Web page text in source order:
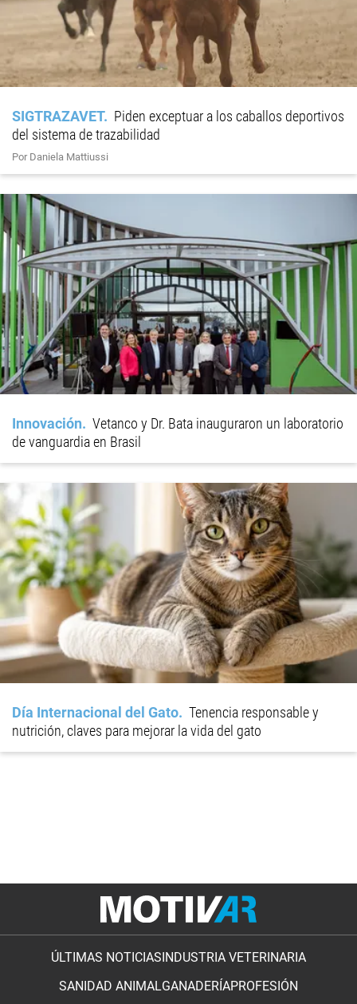
SIGTRAZAVET
Piden exceptuar a los caballos deportivos
del sistema de trazabilidad
Por Daniela Mattiussi
Innovación
Vetanco y Dr. Bata inauguraron un laboratorio
de vanguardia en Brasil
Día Internacional del Gato
Tenencia responsable y
nutrición, claves para mejorar la vida del gato
ÚLTIMAS NOTICIASINDUSTRIA VETERINARIA
SANIDAD ANIMALGANADERÍAPROFESIÓN